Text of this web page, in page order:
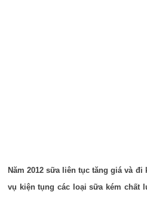
Năm 2012 sữa liên tục tăng giá và
vụ kiện tụng các loại sữa kém chất